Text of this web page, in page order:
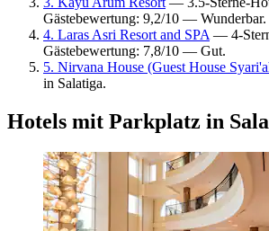
Gästebewertung: 9,2/10 — Wunderbar.
4. Laras Asri Resort and SPA — 4-
Gästebewertung: 7,8/10 — Gut.
5. Nirvana House (Guest House
in Salatiga.
Hotels mit Parkplatz in